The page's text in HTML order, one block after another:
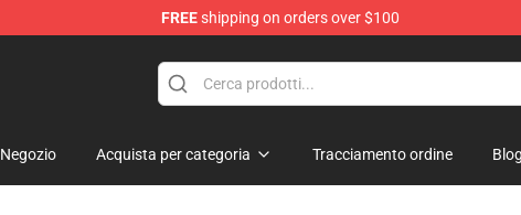
FREEshipping on orders over $100
Negozio Acquista per categoria Tracciamento ordine Blog